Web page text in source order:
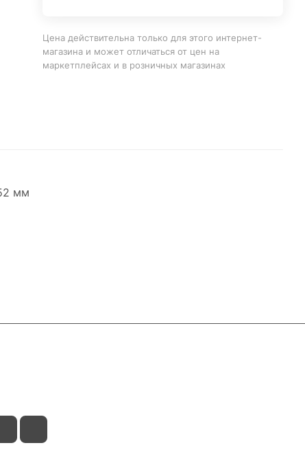
Цена действительна только для этого интернет-
магазина и может отличаться от цен на
маркетплейсах и в розничных магазинах
мм